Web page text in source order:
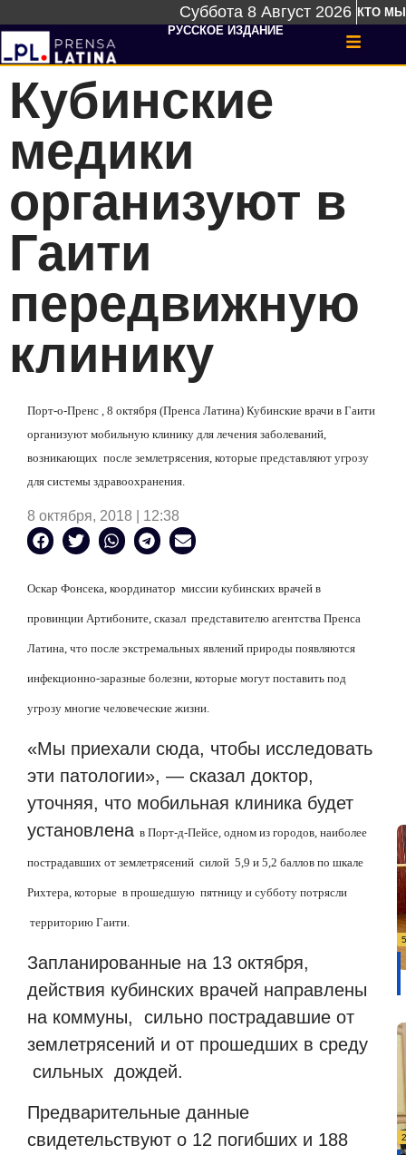
Суббота 8 Август 2026 КТО МЫ
РУССКОЕ ИЗДАНИЕ
Кубинские
медики
организуют в
Гаити
передвижную
клинику
Порт-о-Пренс , 8 октября (Пренса Латина) Кубинские врачи в Гаити
организуют мобильную клинику для лечения заболеваний,
возникающих после землетрясения, которые представляют угрозу
для системы здравоохранения.
8 октября, 2018 | 12:38
Оскар Фонсека, координатор миссии кубинских врачей в
провинции Артибоните, сказал представителю агентства Пренса
Латина, что после экстремальных явлений природы появляются
инфекционно-заразные болезни, которые могут поставить под
угрозу многие человеческие жизни.
«Мы приехали сюда, чтобы исследовать
эти патологии», — сказал доктор,
уточняя, что мобильная клиника будет
установлена в Порт-д-Пейсе, одном из городов, наиболее
пострадавших от землетрясений силой 5,9 и 5,2 баллов по шкале
Рихтера, которые в прошедшую пятницу и субботу потрясли
территорию Гаити.
Запланированные на 13 октября,
действия кубинских врачей направлены
на коммуны,
сильно пострадавшие от
землетрясений и от прошедших в среду
сильных дождей.
Предварительные данные
свидетельствуют о 12 погибших и 188